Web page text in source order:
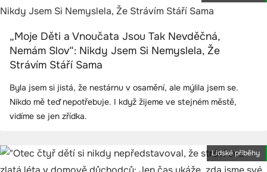
„Moje Děti a Vnoučata Jsou Tak Nevděčná,
Nemám Slov“: Nikdy Jsem Si Nemyslela, Že
Strávím Stáří Sama
Byla jsem si jistá, že nestárnu v osamění, ale mýlila jsem se.
Nikdo mě teď nepotřebuje. I když žijeme ve stejném městě,
vidíme se jen zřídka.
Lidské příběhy